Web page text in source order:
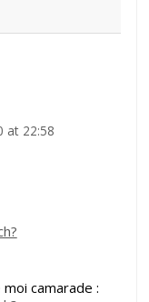
at 22:58
camarade :